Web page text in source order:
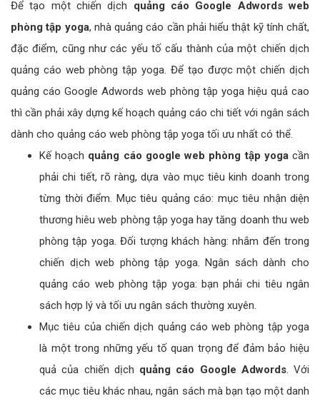
Để tạo một chiến dịch quảng cáo Google Adwords web
phòng tập yoga, nhà quảng cáo cần phải hiểu thật kỹ tính chất,
đặc điểm, cũng như các yếu tố cấu thành của một chiến dịch
quảng cáo web phòng tập yoga. Để tạo được một chiến dịch
quảng cáo Google Adwords web phòng tập yoga hiệu quả cao
thì cần phải xây dựng kế hoạch quảng cáo chi tiết với ngân sách
dành cho quảng cáo web phòng tập yoga tối ưu nhất có thể.
Kế hoạch quảng cáo google web phòng tập yogacần
phải chi tiết, rõ ràng, dựa vào mục tiêu kinh doanh trong
từng thời điểm. Mục tiêu quảng cáo: mục tiêu nhận diện
thương hiêu web phòng tập yoga hay tăng doanh thu web
phòng tập yoga. Đối tượng khách hàng: nhắm đến trong
chiến dịch web phòng tập yoga. Ngân sách dành cho
quảng cáo web phòng tập yoga: bạn phải chi tiêu ngân
sách hợp lý và tối ưu ngân sách thường xuyên.
Mục tiêu của chiến dịch quảng cáo web phòng tập yoga
là một trong những yếu tố quan trọng để đảm bảo hiệu
quả của chiến dịch quảng cáo Google Adwords. Với
các mục tiêu khác nhau, ngân sách mà bạn tạo một danh